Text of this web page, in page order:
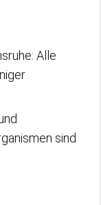
Alle
sind